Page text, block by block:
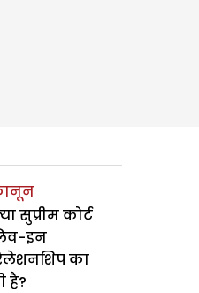
सुप्रीम कोर्ट
इन
का
है?